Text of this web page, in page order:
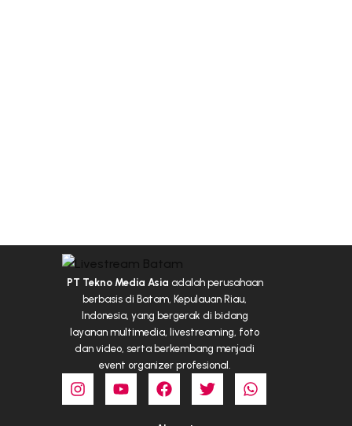
PT Tekno Media Asia adalah perusahaan
berbasis di Batam, Kepulauan Riau,
Indonesia, yang bergerak di bidang
layanan multimedia, livestreaming, foto
dan video, serta berkembang menjadi
event organizer profesional.